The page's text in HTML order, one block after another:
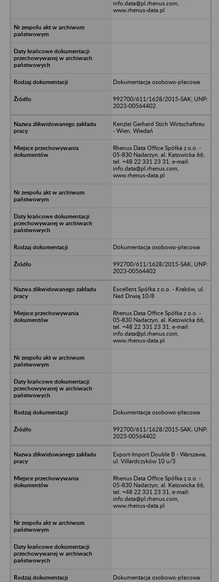
info.data@pl.rhenus.com,
www.rhenus-data.pl
Dokumentacja osobowo-płacowa
992700/611/1628/2015-SAK; UNP:
2023-00564402
Kenzlei Gerhard Stich Wirtschaftreu
- Wien, Wiedań
Rhenus Data Office Spółka z o.o. -
05-830 Nadarzyn, al. Katowicka 66,
tel. +48 22 331 23 31, e-mail:
info.data@pl.rhenus.com,
www.rhenus-data.pl
Dokumentacja osobowo-płacowa
992700/611/1628/2015-SAK; UNP:
2023-00564402
Excellent Spółka z o.o. - Kraków, ul.
Nad Drwią 10/8
Rhenus Data Office Spółka z o.o. -
05-830 Nadarzyn, al. Katowicka 66,
tel. +48 22 331 23 31, e-mail:
info.data@pl.rhenus.com,
www.rhenus-data.pl
Dokumentacja osobowo-płacowa
992700/611/1628/2015-SAK; UNP:
2023-00564402
Export-Import Double B - Warszawa,
ul. Villardczyków 10 u/3
Rhenus Data Office Spółka z o.o. -
05-830 Nadarzyn, al. Katowicka 66,
tel. +48 22 331 23 31, e-mail:
info.data@pl.rhenus.com,
www.rhenus-data.pl
Dokumentacja osobowo-płacowa